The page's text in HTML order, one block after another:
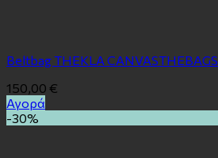
Beltbag THEKLA CANVASTHEBAGS
150,00 €
Αγορά
-30%